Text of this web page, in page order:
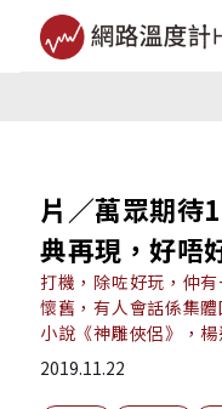
片／萬眾期待
典再現，好唔
打機，除咗好玩，仲
懷舊，有人會話係集
小說《神雕俠侶》，
2019.11.22